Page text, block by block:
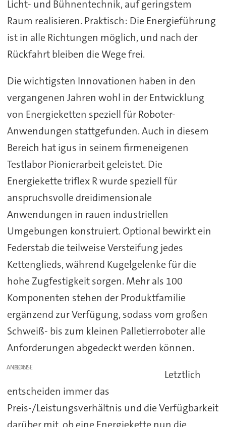
Licht- und Bühnentechnik, auf geringstem
Raum realisieren. Praktisch: Die Energieführung
ist in alle Richtungen möglich, und nach der
Rückfahrt bleiben die Wege frei.
Die wichtigsten Innovationen haben in den
vergangenen Jahren wohl in der Entwicklung
von Energieketten speziell für Roboter-
Anwendungen stattgefunden. Auch in diesem
Bereich hat igus in seinem firmeneigenen
Testlabor Pionierarbeit geleistet. Die
Energiekette triflex R wurde speziell für
anspruchsvolle dreidimensionale
Anwendungen in rauen industriellen
Umgebungen konstruiert. Optional bewirkt ein
Federstab die teilweise Versteifung jedes
Kettenglieds, während Kugelgelenke für die
hohe Zugfestigkeit sorgen. Mehr als 100
Komponenten stehen der Produktfamilie
ergänzend zur Verfügung, sodass vom großen
Schweiß- bis zum kleinen Palletierroboter alle
Anforderungen abgedeckt werden können.
ANZEIGE
Letztlich
entscheiden immer das
Preis-/Leistungsverhältnis und die Verfügbarkeit
darüber mit, ob eine Energiekette nun die